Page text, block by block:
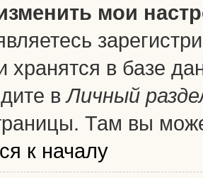
мои
хранятся в базе
вЛичный
Там вы
к началу